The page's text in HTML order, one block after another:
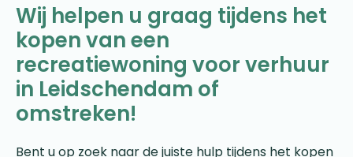
Wij helpen u graag tijdens het
kopen van een
recreatiewoning voor verhuur
in Leidschendam of
omstreken!
Bent u op zoek naar de juiste hulp tijdens het kopen